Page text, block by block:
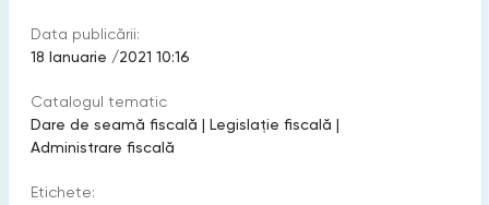
Data publicării:
18 Ianuarie /2021 10:16
Catalogul tematic
Dare de seamă fiscală | Legislație fiscală |
Administrare fiscală
Etichete: